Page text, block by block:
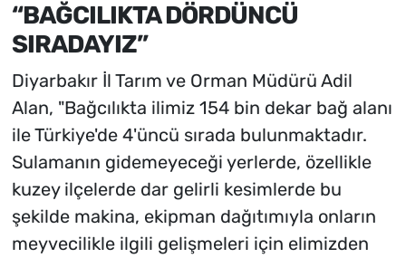
“BAĞCILIKTA DÖRDÜNCÜ
SIRADAYIZ”
Diyarbakır İl Tarım ve Orman Müdürü Adil
Alan, "Bağcılıkta ilimiz 154 bin dekar bağ alanı
ile Türkiye'de 4'üncü sırada bulunmaktadır.
Sulamanın gidemeyeceği yerlerde, özellikle
kuzey ilçelerde dar gelirli kesimlerde bu
şekilde makina, ekipman dağıtımıyla onların
meyvecilikle ilgili gelişmeleri için elimizden